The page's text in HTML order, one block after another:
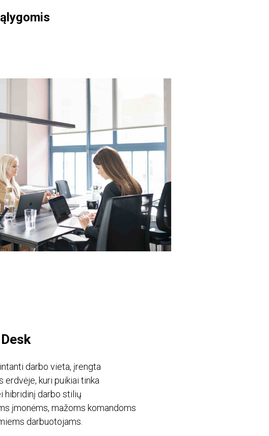
darbo vieta, įrengta
erdvėje, kuri puikiai tinka
hibridinį darbo stilių
įmonėms, mažoms komandoms
darbuotojams.